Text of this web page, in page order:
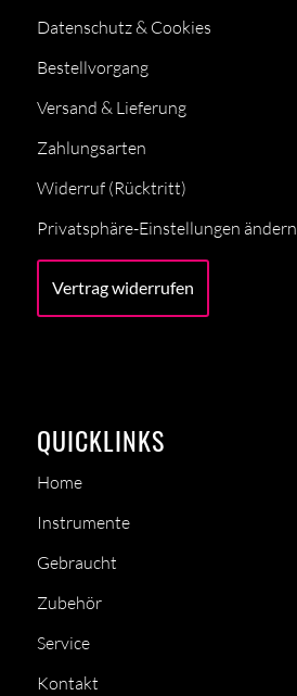
Datenschutz & Cookies
Bestellvorgang
Versand & Lieferung
Zahlungsarten
Widerruf (Rücktritt)
Privatsphäre-Einstellungen ändern
Vertrag widerrufen
QUICKLINKS
Home
Instrumente
Gebraucht
Zubehör
Service
Kontakt